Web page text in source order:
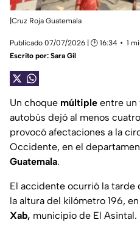
|Cruz Roja Guatemala
Publicado 07/07/2026 | 🕑 16:34
1
Escrito por: Sara Gil
Un choque múltiple entre un
autobús dejó al menos
provocó afectaciones a la
Occidente, en el
Guatemala.
El accidente ocurrió la tarde
la altura del kilómetro 196,
Xab, municipio de El Asintal.